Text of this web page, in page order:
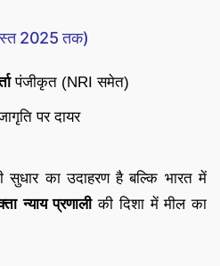
2025 तक)
पंजीकृत (NRI समेत)
पर दायर
का उदाहरण है बल्कि भारत में
न्याय प्रणालीकी दिशा में मील का